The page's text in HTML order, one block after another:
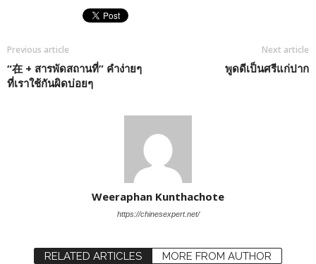
Previous article
“在 + สารพัดสถานที่” คำง่ายๆ
ที่เราใช้กันผิดบ่อยๆ
Next article
พูดดีเป็นศรีแก่ปาก
Weeraphan Kunthachote
https://chinesexpert.net/
RELATED ARTICLES MORE FROM AUTHOR